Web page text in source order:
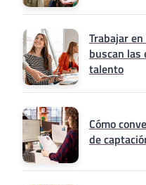
Trabajar
buscan las
talento
Cómo
de